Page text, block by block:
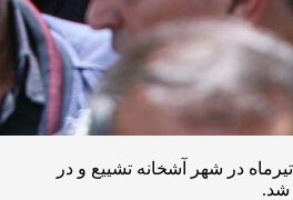
پیکر شهید ایمان وحیدی ۱۲ تیرماه در شهر آشخانه تشییع و در
شد.